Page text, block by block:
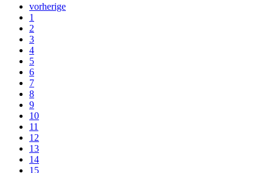
vorherige
1
2
3
4
5
6
7
8
9
10
11
12
13
14
15